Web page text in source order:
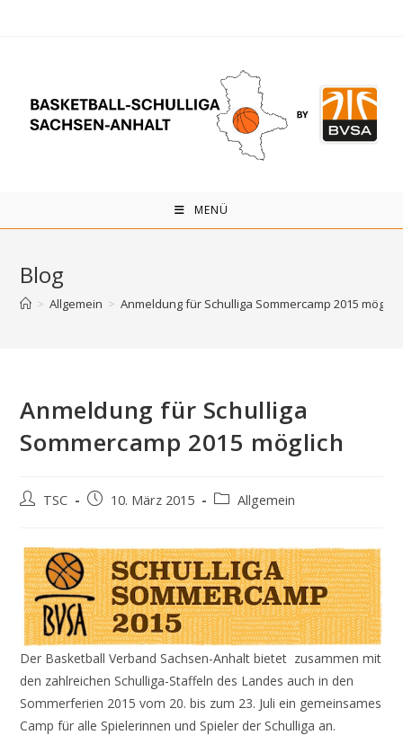
MENÜ
Blog
> Allgemein > Anmeldung für Schulliga Sommercamp 2015 möglich
Anmeldung für Schulliga
Sommercamp 2015 möglich
Beitrags-
TSC
Beitrag10. März 2015
Beitrags-
Allgemein
Der Basketball Verband Sachsen-Anhalt bietet zusammen mit
den zahlreichen Schulliga-Staffeln des Landes auch in den
Sommerferien 2015 vom 20. bis zum 23. Juli ein gemeinsames
Camp für alle Spielerinnen und Spieler der Schulliga an.